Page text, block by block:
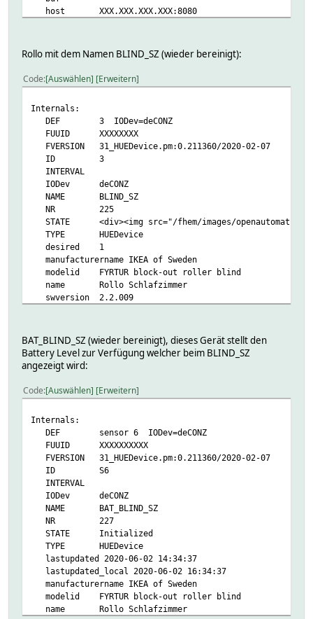
host XXX.XXX.XXX.XXX:8080
modelName Philips hue bridge 2015
name MyBridge
swversion 2.5.77
websocket 1
websocketport 443
zigbeechannel XXX
READINGS:
2020-03-05 12:16:01 alert none
2020-06-02 08:16:59 lastError resource, /
2020-03-05 12:16:01 reachable 1
2020-06-02 16:31:32 state connected
helper:
apiversion 69632
count 0
last_config_timestamp 1591108292
offsetUTC 7200
updatestate 0
Attributes:
alias deCONZ Phoscon Gateway
httpUtils 1
icon hue_filled_bridge_v2
key XXXXXXXXXXXX
webCmd pct:toggle:on:off
Rollo mit dem Namen BLIND_SZ (wieder bereinigt):
Code Auswählen Erweitern
Internals:
DEF 3 IODev=deCONZ
FUUID XXXXXXXX
FVERSION 31_HUEDevice.pm:0.211360/2020-02-07
ID 3
INTERVAL
IODev deCONZ
NAME BLIND_SZ
NR 225
STATE <div><img src="/fhem/images/openautomation/
TYPE HUEDevice
desired 1
manufacturername IKEA of Sweden
modelid FYRTUR block-out roller blind
name Rollo Schlafzimmer
swversion 2.2.009
READINGS:
2020-06-02 08:00:00 alarm_this_day off
2020-05-29 20:18:38 alert none
2020-06-02 07:58:48 bri 0
2020-06-02 07:58:48 onoff 0
2020-06-02 07:58:48 pct 0
2020-06-02 06:40:01 reachable 1
2020-06-02 16:37:33 state off
helper:
alert none
battery -1
bri 0
colormode
ct -1
devtype
effect
hue -1
mode
on 0
pct 0
reachable 1
rgb
BAT_BLIND_SZ (wieder bereinigt), dieses Gerät stellt den
Battery Level zur Verfügung welcher beim BLIND_SZ
angezeigt wird:
Code Auswählen Erweitern
Internals:
DEF sensor 6 IODev=deCONZ
FUUID XXXXXXXXXX
FVERSION 31_HUEDevice.pm:0.211360/2020-02-07
ID S6
INTERVAL
IODev deCONZ
NAME BAT_BLIND_SZ
NR 227
STATE Initialized
TYPE HUEDevice
lastupdated 2020-06-02 14:34:37
lastupdated_local 2020-06-02 16:34:37
manufacturername IKEA of Sweden
modelid FYRTUR block-out roller blind
name Rollo Schlafzimmer